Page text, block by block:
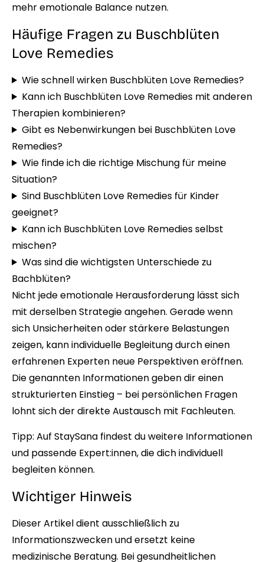
mehr emotionale Balance nutzen.
Häufige Fragen zu Buschblüten
Love Remedies
Wie schnell wirken Buschblüten Love Remedies?
Kann ich Buschblüten Love Remedies mit anderen
Therapien kombinieren?
Gibt es Nebenwirkungen bei Buschblüten Love
Remedies?
Wie finde ich die richtige Mischung für meine
Situation?
Sind Buschblüten Love Remedies für Kinder
geeignet?
Kann ich Buschblüten Love Remedies selbst
mischen?
Was sind die wichtigsten Unterschiede zu
Bachblüten?
Nicht jede emotionale Herausforderung lässt sich
mit derselben Strategie angehen. Gerade wenn
sich Unsicherheiten oder stärkere Belastungen
zeigen, kann individuelle Begleitung durch einen
erfahrenen Experten neue Perspektiven eröffnen.
Die genannten Informationen geben dir einen
strukturierten Einstieg – bei persönlichen Fragen
lohnt sich der direkte Austausch mit Fachleuten.
Tipp: Auf StaySana findest du weitere Informationen
und passende Expert:innen, die dich individuell
begleiten können.
Wichtiger Hinweis
Dieser Artikel dient ausschließlich zu
Informationszwecken und ersetzt keine
medizinische Beratung. Bei gesundheitlichen